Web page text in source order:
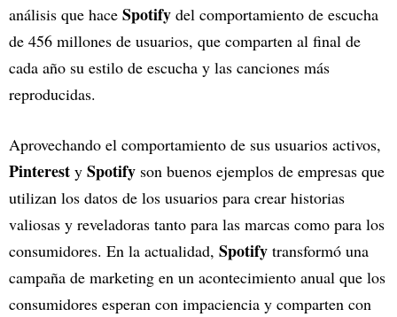
análisis que hace Spotify del comportamiento de escucha
de 456 millones de usuarios, que comparten al final de
cada año su estilo de escucha y las canciones más
reproducidas.
Aprovechando el comportamiento de sus usuarios activos,
Pinterest y Spotify son buenos ejemplos de empresas que
utilizan los datos de los usuarios para crear historias
valiosas y reveladoras tanto para las marcas como para los
consumidores. En la actualidad, Spotify transformó una
campaña de marketing en un acontecimiento anual que los
consumidores esperan con impaciencia y comparten con